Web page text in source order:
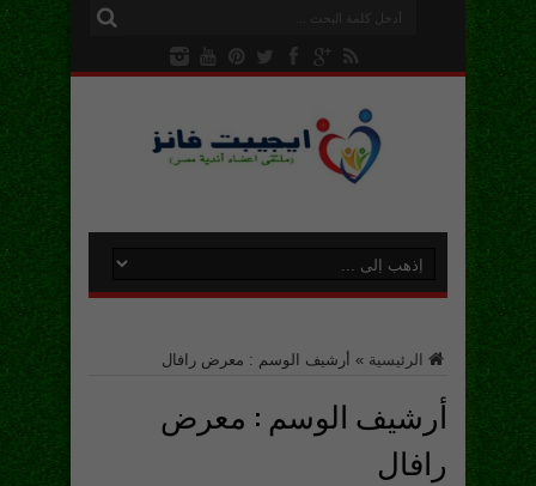
الرئيسية » أرشيف الوسم : معرض رافال
أرشيف الوسم : معرض
رافال